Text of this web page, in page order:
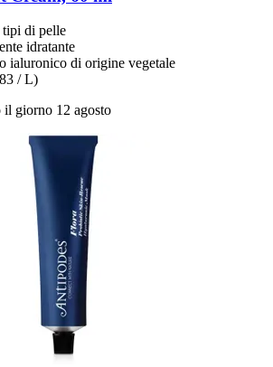
di pelle
idratante
ialuronico di origine vegetale
/ L)
il giorno 12 agosto